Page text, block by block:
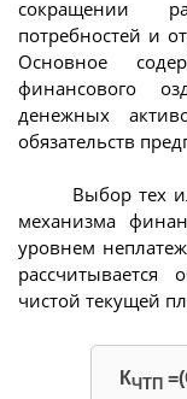
сокращении
потребностей и
Основное
финансового
денежных
обязательств
Выбор тех
механизма
уровнем
чистой текущей
КЧТП